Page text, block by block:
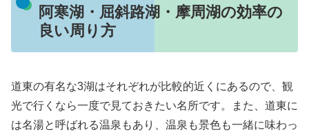
阿寒湖・屈斜路湖・摩周湖の効率の
良い周り方
道東の有名な3湖はそれぞれが比較的近くにあるので、観
光で行くなら一度で見ておきたい名所です。また、道東に
は名湯と呼ばれる温泉もあり、温泉も景色も一緒に味わっ